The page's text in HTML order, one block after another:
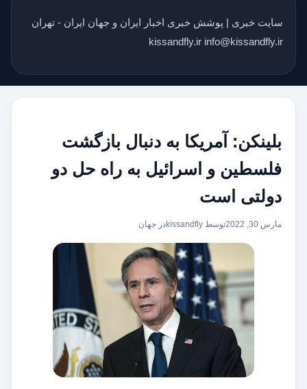
سایت خبری | پوشش خبری اخبار ایران و جهان ایران - تهران
kissandfly.ir info@kissandfly.ir
بلینکن: آمریکا به دنبال بازگشت
فلسطین و اسرائیل به راه حل دو
دولتی است
مارس 30, 2022 توسط kissandfly در جهان